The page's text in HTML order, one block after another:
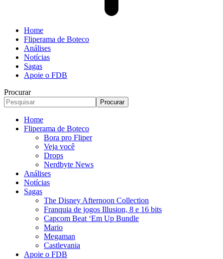
Home
Fliperama de Boteco
Análises
Notícias
Sagas
Apoie o FDB
Procurar
Home
Fliperama de Boteco
Bora pro Fliper
Veja você
Drops
Nerdbyte News
Análises
Notícias
Sagas
The Disney Afternoon Collection
Franquia de jogos Illusion, 8 e 16 bits
Capcom Beat ‘Em Up Bundle
Mario
Megaman
Castlevania
Apoie o FDB